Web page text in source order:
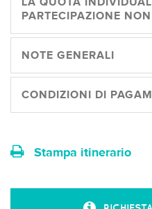
PARTECIPAZIONE
NOTE GENERALI
CONDIZIONI DI
Stampa itinerario